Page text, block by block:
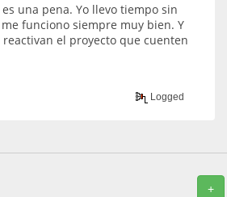
una pena. Yo llevo tiempo sin
funciono siempre muy bien. Y
el proyecto que cuenten
Logged
+